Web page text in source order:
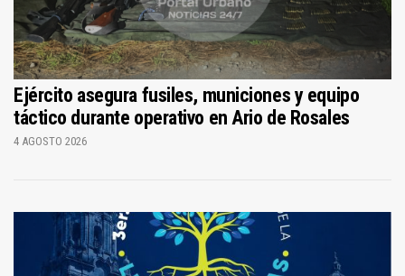
Ejército asegura fusiles, municiones y equipo
táctico durante operativo en Ario de Rosales
4 AGOSTO 2026